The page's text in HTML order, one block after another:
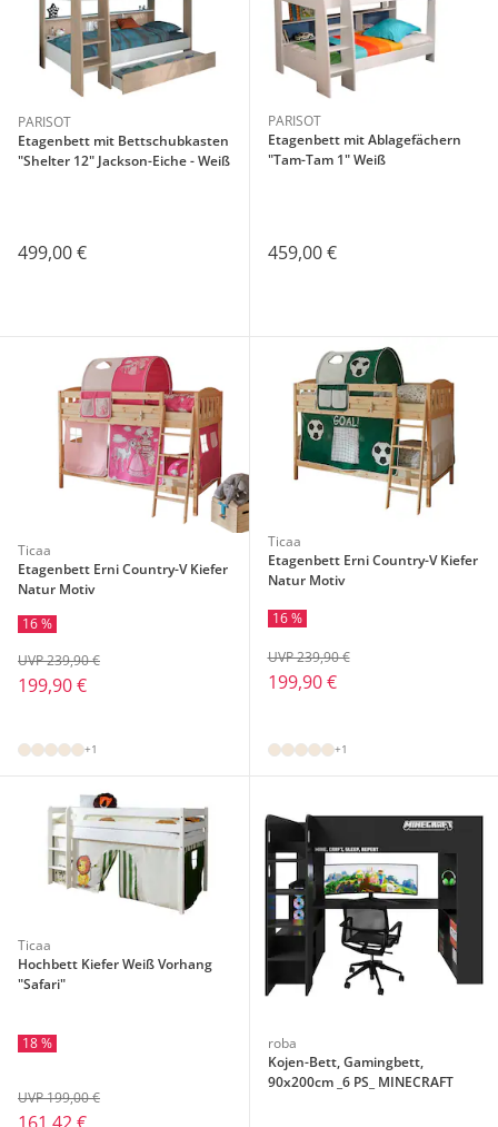
PARISOT
Etagenbett mit Bettschubkasten
"Shelter 12" Jackson-Eiche - Weiß
499,00 €
PARISOT
Etagenbett mit Ablagefächern
"Tam-Tam 1" Weiß
459,00 €
Ticaa
Etagenbett Erni Country-V Kiefer
Natur Motiv
16 %
199,90 €
UVP 239,90 €
+1
Ticaa
Etagenbett Erni Country-V Kiefer
Natur Motiv
16 %
199,90 €
UVP 239,90 €
+1
Ticaa
Hochbett Kiefer Weiß Vorhang
"Safari"
18 %
UVP 199,00 €
roba
Kojen-Bett, Gamingbett,
90x200cm _6 PS_ MINECRAFT